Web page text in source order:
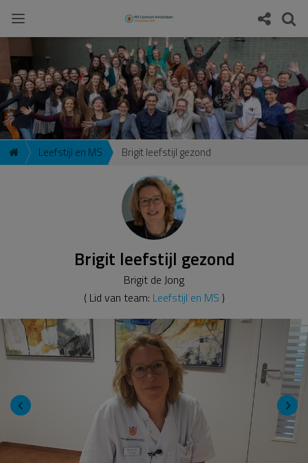
Leefstijl en MS Brigit leefstijl gezond
Brigit leefstijl gezond
Brigit de Jong
( Lid van team: Leefstijl en MS )